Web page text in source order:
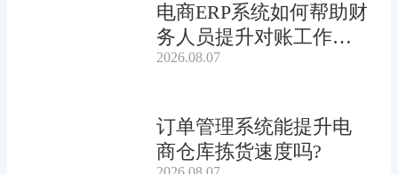
电商ERP系统如何帮助财
务人员提升对账工作效
率?
2026.08.07
订单管理系统能提升电
商仓库拣货速度吗?